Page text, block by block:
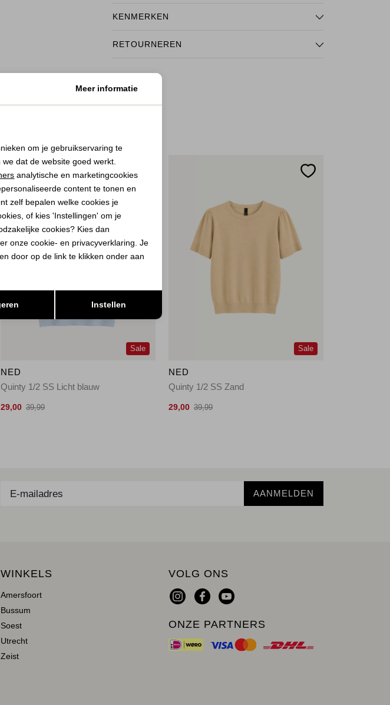
KENMERKEN
RETOURNEREN
Sale
NED
Quinty 1/2 SS Licht blauw
29,00 39,99
Sale
NED
Quinty 1/2 SS Zand
29,00 39,99
AANMELDEN
WINKELS
Amersfoort
Bussum
Soest
Utrecht
Zeist
VOLG ONS
ONZE PARTNERS
Marketing cookies
Meer informatie
om je gebruikservaring te
dat de website goed werkt.
analytische en marketingcookies
content te tonen en
zelf bepalen welke cookies je
of kies 'Instellingen' om je
cookies? Kies dan
onze cookie- en privacyverklaring. Je
door op de link te klikken onder aan
Instellen